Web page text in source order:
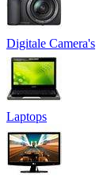
Digitale Camera's
Laptops